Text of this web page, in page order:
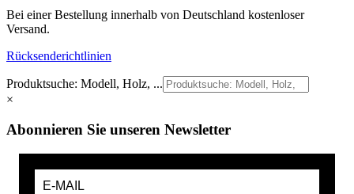
Bei einer Bestellung innerhalb von Deutschland kostenloser
Versand.
Rücksenderichtlinien
Produktsuche: Modell, Holz, ...
×
Abonnieren Sie unseren Newsletter